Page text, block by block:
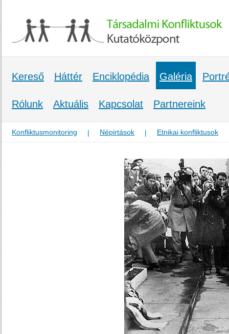
Kereső Háttér Enciklopédia Galéria
Rólunk Aktuális Kapcsolat Partnereink
Konfliktusmonitoring | Népirtások | Etnikai konfliktusok